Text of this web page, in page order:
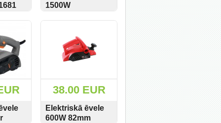
PIRKT
1500W
SKATĪT PIRKT
38.00 EUR
Elektriskā ēvele
600W 82mm